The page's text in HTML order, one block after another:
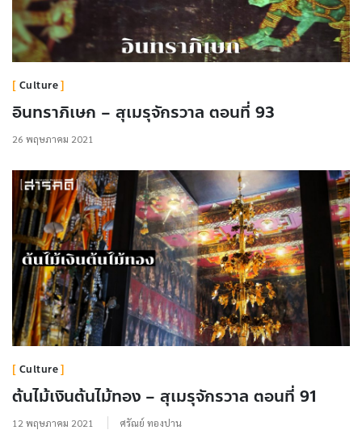
Culture
อินทราภิเษก – สุเมรุจักรวาล ตอนที่ 93
26 พฤษภาคม 2021
Culture
ต้นไม้เงินต้นไม้ทอง – สุเมรุจักรวาล ตอนที่ 91
12 พฤษภาคม 2021 ศรัณย์ ทองปาน